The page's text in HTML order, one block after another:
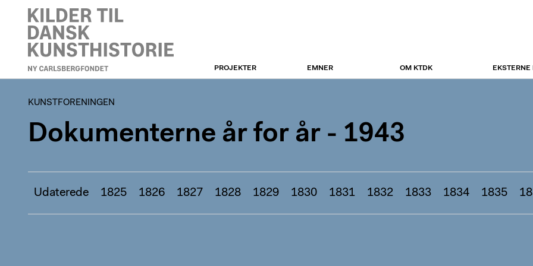
KUNSTFORENINGEN
PROJEKTER EMNER OM KTDK EKSTERNE
KUNSTFORENINGEN
Dokumenterne år for år - 1943
Udaterede 1825 1826 1827 1828 1829 1830 1831 1832 1833 1834 1835